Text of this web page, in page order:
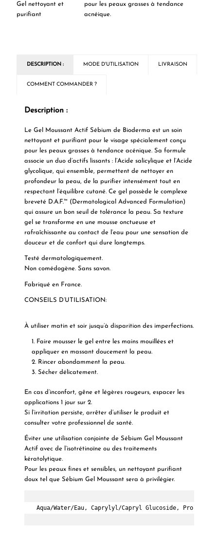
Gel nettoyant et
purifiant
pour les peaux grasses à tendance
acnéique.
DESCRIPTION : MODE D'UTILISATION LIVRAISON
COMMENT COMMANDER ?
Description :
Le Gel Moussant Actif Sébium de Bioderma est un soin
nettoyant et purifiant pour le visage spécialement conçu
pour les peaux grasses à tendance acénique. Sa formule
associe un duo d’actifs lissants : l’Acide salicylique et l’Acide
glycolique, qui ensemble, permettent de nettoyer en
profondeur la peau, de la purifier intensément tout en
respectant l’équilibre cutané. Ce gel possède le complexe
breveté D.A.F.™ (Dermatological Advanced Formulation)
qui assure un bon seuil de tolérance la peau. Sa texture
gel se transforme en une mousse onctueuse et
rafraîchissante au contact de l’eau pour une sensation de
douceur et de confort qui dure longtemps.
Testé dermatologiquement.
Non comédogène. Sans savon.
Fabriqué en France.
CONSEILS D’UTILISATION:
À utiliser matin et soir jusqu’à disparition des imperfections.
Faire mousser le gel entre les mains mouillées et
appliquer en massant doucement la peau.
Rincer abondamment la peau.
Sécher délicatement.
En cas d’inconfort, gêne et légères rougeurs, espacer les
applications 1 jour sur 2.
Si l’irritation persiste, arrêter d’utiliser le produit et
consulter votre professionnel de santé.
Éviter une utilisation conjointe de Sébium Gel Moussant
Actif avec de l’isotrétinoïne ou des traitements
kératolytique.
Pour les peaux fines et sensibles, un nettoyant purifiant
doux tel que Sébium Gel Moussant sera à privilégier.
Aqua/Water/Eau, Caprylyl/Capryl Glucoside,